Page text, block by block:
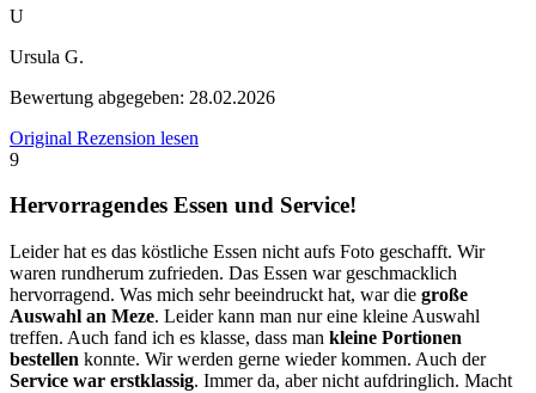
U
Ursula G.
Bewertung abgegeben: 28.02.2026
Original Rezension lesen
9
Hervorragendes Essen und Service!
Leider hat es das köstliche Essen nicht aufs Foto geschafft. Wir
waren rundherum zufrieden. Das Essen war geschmacklich
hervorragend. Was mich sehr beeindruckt hat, war die große
Auswahl an Meze. Leider kann man nur eine kleine Auswahl
treffen. Auch fand ich es klasse, dass man kleine Portionen
bestellen konnte. Wir werden gerne wieder kommen. Auch der
Service war erstklassig. Immer da, aber nicht aufdringlich. Macht